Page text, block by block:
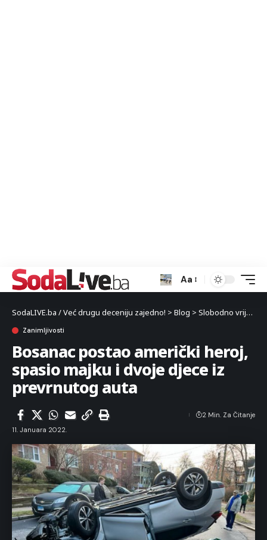
Aa
SodaLIVE.ba / Već drugu deceniju zajedno! > Blog > Slobodno vrijeme
Zanimljivosti
Bosanac postao američki heroj,
spasio majku i dvoje djece iz
prevrnutog auta
11. Januara 2022.
2 Min. Za Čitanje